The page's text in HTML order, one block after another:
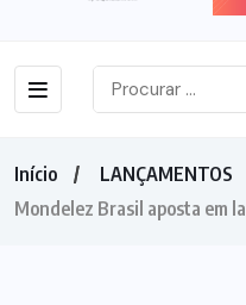
Início
LANÇAMENTOS
Mondelez Brasil aposta em